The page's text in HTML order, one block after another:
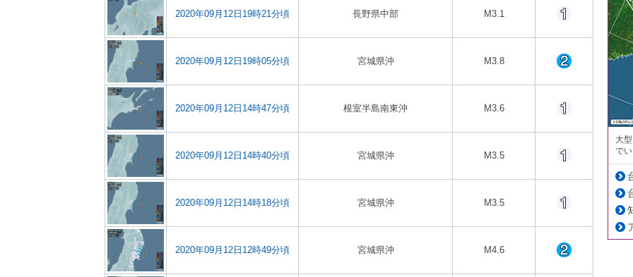
2020年09月12日19時21分頃 長野県中部 M3.1
2020年09月12日19時05分頃 宮城県沖 M3.8
2020年09月12日14時47分頃 根室半島南東沖 M3.6
2020年09月12日14時40分頃 宮城県沖 M3.5
2020年09月12日14時18分頃 宮城県沖 M3.5
2020年09月12日12時49分頃 宮城県沖 M4.6
大
で